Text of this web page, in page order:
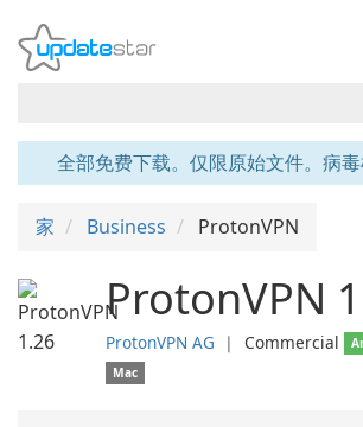
全部免费下载。仅限原始文件。病毒
家 Business ProtonVPN
ProtonVPN
ProtonVPN AG ❘ Commercial
Mac